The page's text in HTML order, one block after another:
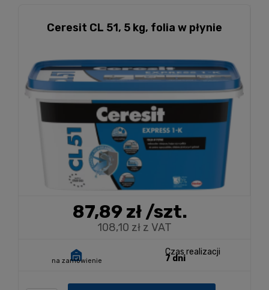
Ceresit CL 51, 5 kg, folia w płynie
87,89 zł/szt.
108,10 zł z VAT
na zamówienie
Czas realizacji
7 dni